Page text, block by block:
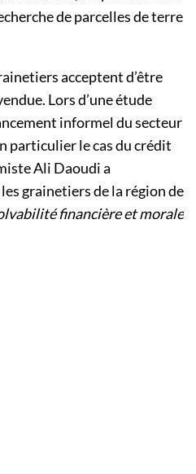
de parcelles de terre
acceptent d’être
Lors d’une étude
informel du secteur
particulier le cas du crédit
Ali Daoudi a
grainetiers de la région de
financière et morale